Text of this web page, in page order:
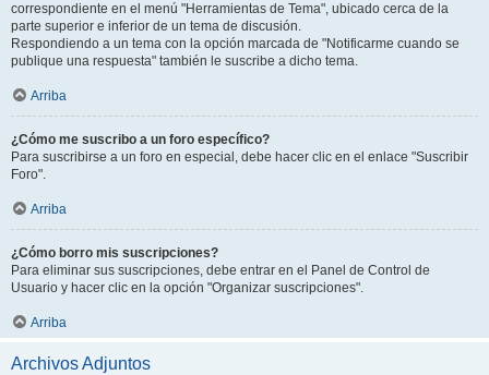
correspondiente en el menú "Herramientas de Tema", ubicado cerca de la
parte superior e inferior de un tema de discusión.
Respondiendo a un tema con la opción marcada de "Notificarme cuando se
publique una respuesta" también le suscribe a dicho tema.
Arriba
¿Cómo me suscribo a un foro específico?
Para suscribirse a un foro en especial, debe hacer clic en el enlace "Suscribir
Foro".
Arriba
¿Cómo borro mis suscripciones?
Para eliminar sus suscripciones, debe entrar en el Panel de Control de
Usuario y hacer clic en la opción "Organizar suscripciones".
Arriba
Archivos Adjuntos